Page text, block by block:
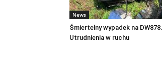
News
Śmiertelny wypadek na DW878.
Utrudnienia w ruchu